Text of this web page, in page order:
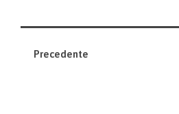
Precedente